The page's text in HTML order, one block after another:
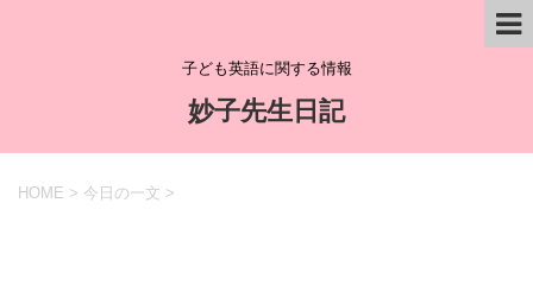
子ども英語に関する情報
妙子先生日記
HOME > 今日の一文 >